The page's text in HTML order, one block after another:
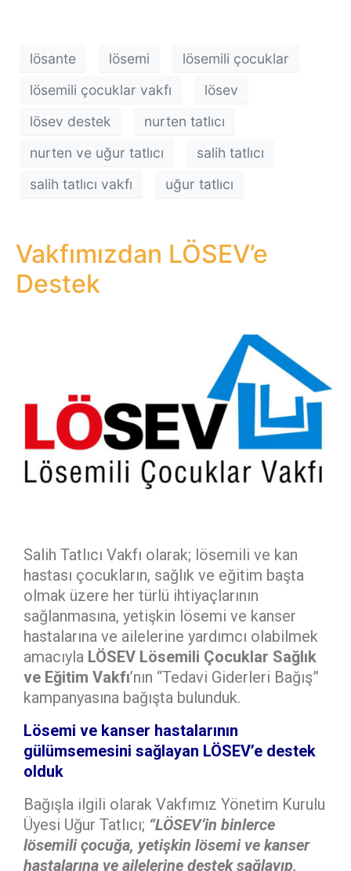
lösante lösemi
lösemili çocuklar
lösemili çocuklar vakfı
lösev
lösev destek
nurten tatlıcı
nurten ve uğur tatlıcı
salih tatlıcı
salih tatlıcı vakfı
uğur tatlıcı
Vakfımızdan LÖSEV’e
Destek
Salih Tatlıcı Vakfı olarak; lösemili ve kan
hastası çocukların, sağlık ve eğitim başta
olmak üzere her türlü ihtiyaçlarının
sağlanmasına, yetişkin lösemi ve kanser
hastalarına ve ailelerine yardımcı olabilmek
amacıyla LÖSEV Lösemili Çocuklar Sağlık
ve Eğitim Vakfı’nın “Tedavi Giderleri Bağış”
kampanyasına bağışta bulunduk.
Lösemi ve kanser hastalarının
gülümsemesini sağlayan LÖSEV’e destek
olduk
Bağışla ilgili olarak Vakfımız Yönetim Kurulu
Üyesi Uğur Tatlıcı; “LÖSEV’in binlerce
lösemili çocuğa, yetişkin lösemi ve kanser
hastalarına ve ailelerine destek sağlayıp,